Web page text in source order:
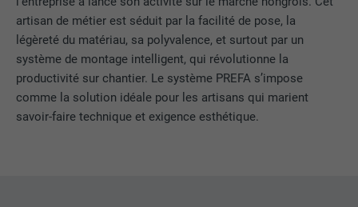
artisan de métier est séduit par la facilité de pose, la
légèreté du matériau, sa polyvalence, et surtout par un
système de montage intelligent, qui révolutionne la
productivité sur chantier. Le système PREFA s’impose
comme la solution idéale pour les artisans qui marient
savoir-faire technique et exigence esthétique.
UTILITÉ
Utilisé par le service de réseau social
LinkedIn pour suivre l'utilisation de
services intégrés
NOM UserMatchHistory